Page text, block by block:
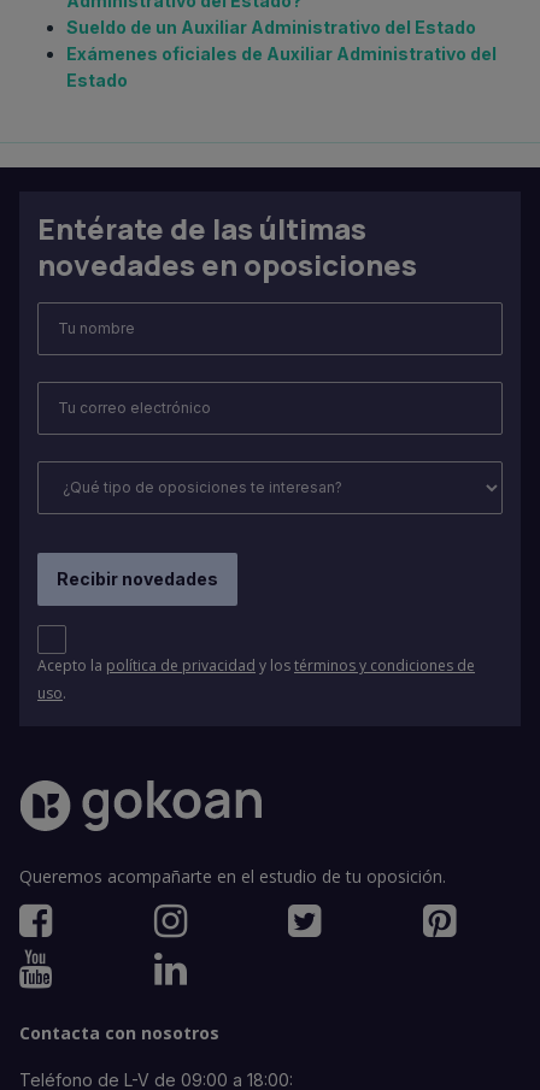
Sueldo de un Auxiliar Administrativo del Estado
Exámenes oficiales de Auxiliar Administrativo del
Estado
Entérate de las últimas
novedades en oposiciones
Acepto la política de privacidad y lostérminos y condiciones de
uso.
Queremos acompañarte en el estudio de tu oposición.
Contacta con nosotros
Teléfono de L-V de 09:00 a 18:00: